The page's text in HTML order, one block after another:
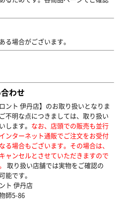
る場合がございます。
わせ
ント 伊丹店】のお取り扱いとなりま
不明な点につきましては、取り扱い
します。 なお、店頭での販売も並行
ンターネット通販でご注文をお受付
る場合もございます。その場合は、
ャンセルとさせていただきますので
取り扱い店舗では実物をご確認の
能です。
ト 伊丹店
師5-86